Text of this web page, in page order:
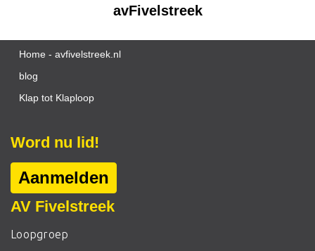
avFivelstreek
Home - avfivelstreek.nl
blog
Klap tot Klaploop
Word nu lid!
Aanmelden
AV Fivelstreek
Loopgroep